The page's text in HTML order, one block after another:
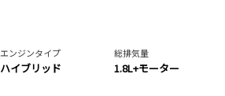
エンジンタイプ
ハイブリッド
総排気量
1.8L+モーター